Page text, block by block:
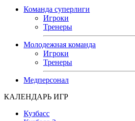
Команда суперлиги
Игроки
Тренеры
Молодежная команда
Игроки
Тренеры
Медперсонал
КАЛЕНДАРЬ ИГР
Кузбасс